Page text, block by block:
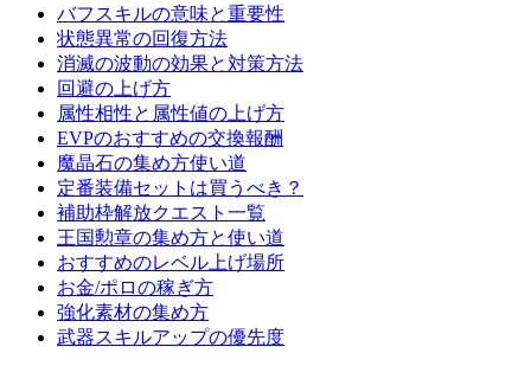
バフスキルの意味と重要性
状態異常の回復方法
消滅の波動の効果と対策方法
回避の上げ方
属性相性と属性値の上げ方
EVPのおすすめの交換報酬
魔晶石の集め方使い道
定番装備セットは買うべき？
補助枠解放クエスト一覧
王国勲章の集め方と使い道
おすすめのレベル上げ場所
お金/ポロの稼ぎ方
強化素材の集め方
武器スキルアップの優先度